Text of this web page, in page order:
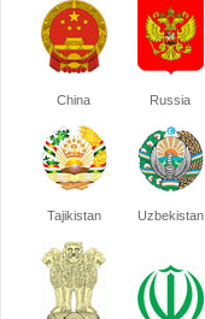
China Russia
Tajikistan Uzbekistan